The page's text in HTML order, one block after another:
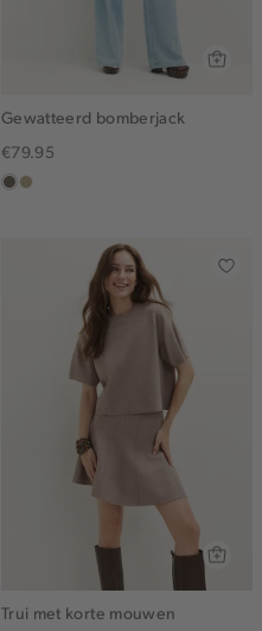
Gewatteerd bomberjack
€79.95
middenbruin
lichtkhaki
Trui met korte mouwen